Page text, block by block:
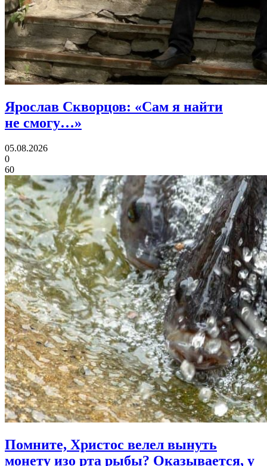
Ярослав Скворцов: «Сам я найти
не смогу…»
05.08.2026
0
60
Помните, Христос велел вынуть
монету изо рта рыбы? Оказывается, у